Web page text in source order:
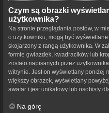
Czym są obrazki
użytkownika?
Na stronie przeglądania postów, w
o użytkowniku, mogą być
skojarzony z rangą użytkownika. W
formie gwiazdek, kwadracików lub
zostało napisanych przez
witrynie. Jest on wyświetlany poniżej
większy obrazek, wyświetlany
awatar i jest unikatowy lub osobisty
Na górę